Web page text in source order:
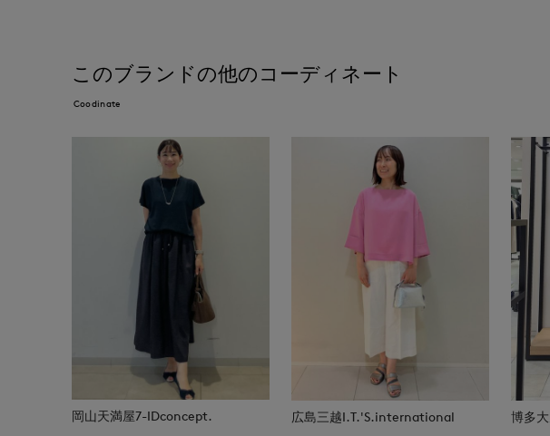
このブランドの他のコーディネート
Coodinate
岡山天満屋7-IDconcept. 広島三越I.T.'S.international 博多